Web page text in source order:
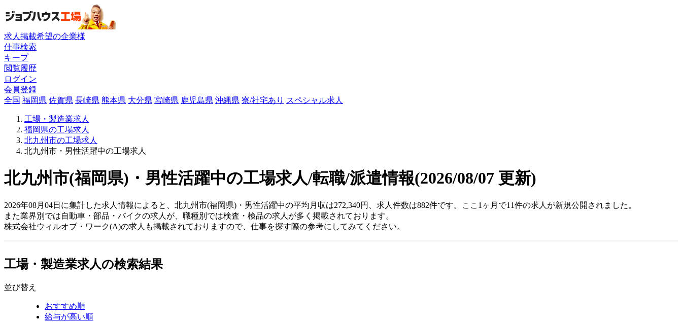
求人掲載希望の企業様
仕事検索
キープ
閲覧履歴
ログイン
会員登録
全国 福岡県 佐賀県 長崎県 熊本県 大分県 宮崎県 鹿児島県 沖縄県 寮/社宅あり スペシャル求人
工場・製造業求人
福岡県の工場求人
北九州市の工場求人
北九州市・男性活躍中の工場求人
北九州市(福岡県)・男性活躍中の工場求人/転職/派遣情報(2026/08/07 更新)
2026年08月04日に集計した求人情報によると、北九州市(福岡県)・男性活躍中の平均月収は272,340円、求人件数は882件です。ここ1ヶ月で11件の求人が新規公開されました。
また業界別では自動車・部品・バイクの求人が、職種別では検査・検品の求人が多く掲載されております。
株式会社ウィルオブ・ワーク(A)の求人も掲載されておりますので、仕事を探す際の参考にしてみてください。
工場・製造業求人の検索結果
並び替え
おすすめ順
給与が高い順